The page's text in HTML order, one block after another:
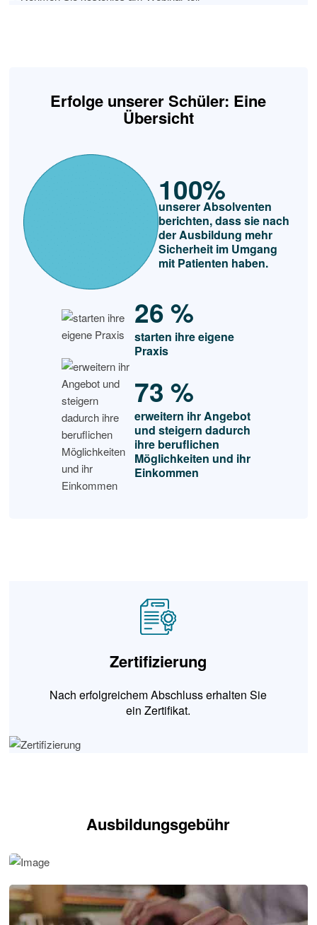
Erfolge unserer Schüler: Eine
Übersicht
100%
unserer Absolventen
berichten, dass sie nach
der Ausbildung mehr
Sicherheit im Umgang
mit Patienten haben.
26 %
starten ihre eigene
Praxis
73 %
erweitern ihr Angebot
und steigern dadurch
ihre beruflichen
Möglichkeiten und ihr
Einkommen
Zertifizierung
Nach erfolgreichem Abschluss erhalten Sie
ein Zertifikat.
Ausbildungsgebühr
Mit Bildungsscheck: